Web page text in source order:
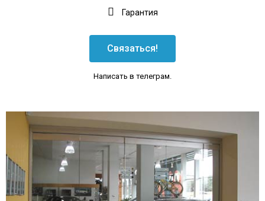
Гарантия
Связаться!
Написать в телеграм.